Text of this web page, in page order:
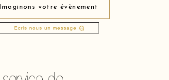
Imaginons votre évènement
Ecris nous un message